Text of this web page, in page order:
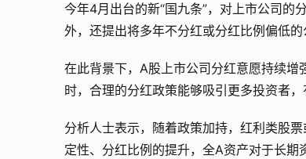
今年4月出台的新“国九条”，对上市公司的
外，还提出将多年不分红或分红比例偏低的
在此背景下，A股上市公司分红意愿持续
时，合理的分红政策能够吸引更多投资者
分析人士表示，随着政策加持，红利类股
定性、分红比例的提升，全A资产对于长期